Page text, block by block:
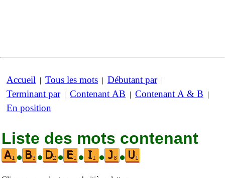
Accueil | Tous les mots | Débutant par|
Terminant par| Contenant AB | Contenant A & B |
En position
Liste des mots contenant
•
• • • • •